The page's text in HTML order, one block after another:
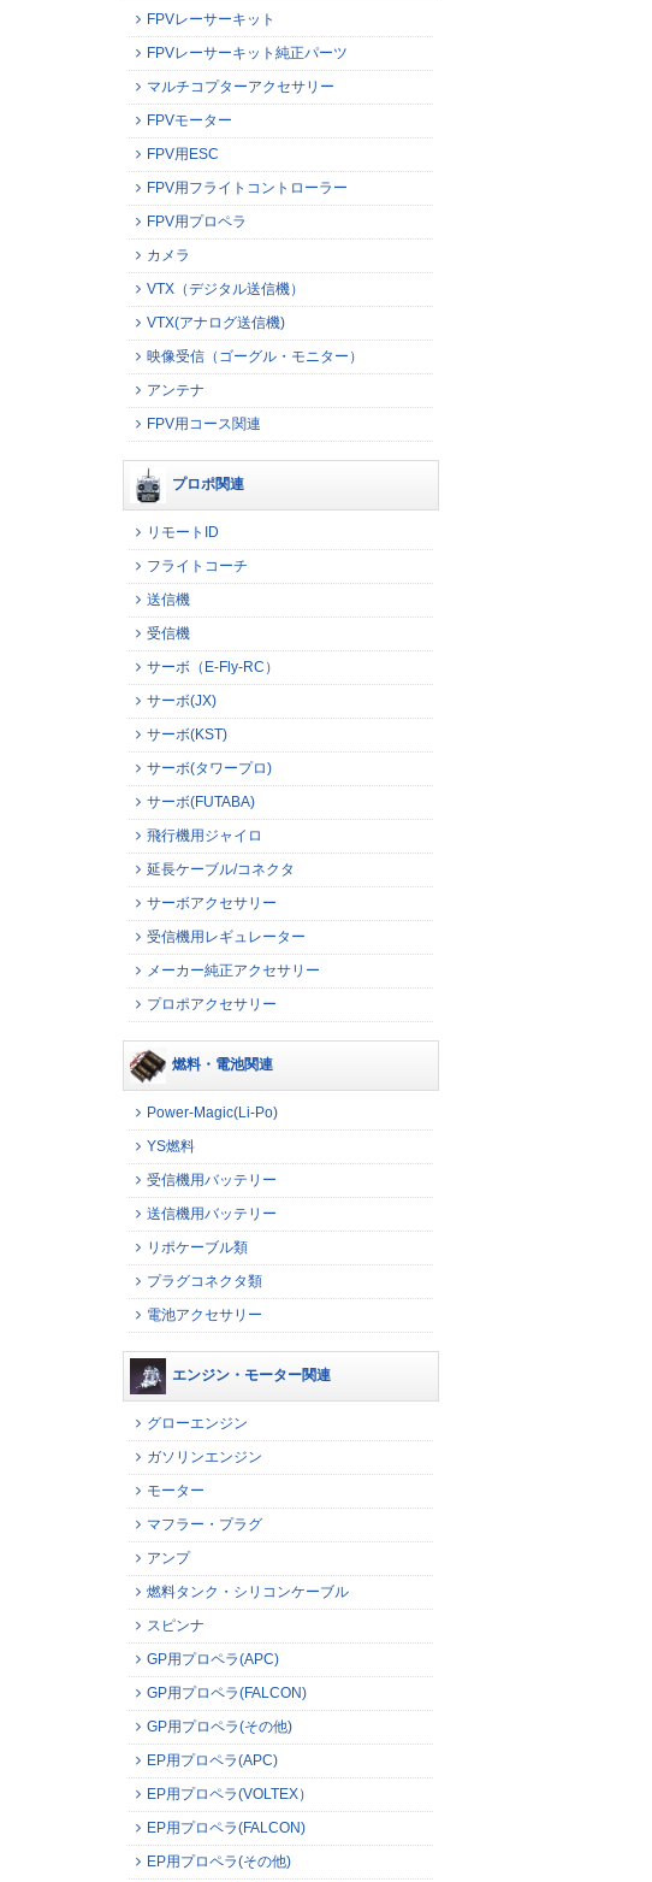
FPVレーサーキット
FPVレーサーキット純正パーツ
マルチコプターアクセサリー
FPVモーター
FPV用ESC
FPV用フライトコントローラー
FPV用プロペラ
カメラ
VTX（デジタル送信機）
VTX(アナログ送信機)
映像受信（ゴーグル・モニター）
アンテナ
FPV用コース関連
プロポ関連
リモートID
フライトコーチ
送信機
受信機
サーボ（E-Fly-RC）
サーボ(JX)
サーボ(KST)
サーボ(タワープロ)
サーボ(FUTABA)
飛行機用ジャイロ
延長ケーブル/コネクタ
サーボアクセサリー
受信機用レギュレーター
メーカー純正アクセサリー
プロポアクセサリー
燃料・電池関連
Power-Magic(Li-Po)
YS燃料
受信機用バッテリー
送信機用バッテリー
リポケーブル類
プラグコネクタ類
電池アクセサリー
エンジン・モーター関連
グローエンジン
ガソリンエンジン
モーター
マフラー・プラグ
アンプ
燃料タンク・シリコンケーブル
スピンナ
GP用プロペラ(APC)
GP用プロペラ(FALCON)
GP用プロペラ(その他)
EP用プロペラ(APC)
EP用プロペラ(VOLTEX）
EP用プロペラ(FALCON)
EP用プロペラ(その他)